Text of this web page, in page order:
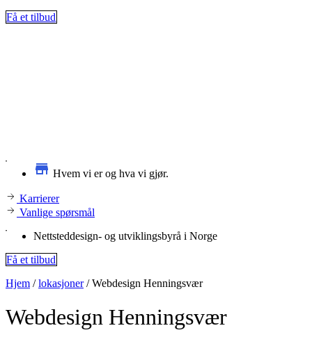
Få et tilbud
Hvem vi er og hva vi gjør.
Karrierer
Vanlige spørsmål
Nettsteddesign- og utviklingsbyrå i Norge
Få et tilbud
Hjem /lokasjoner/Webdesign Henningsvær
Webdesign Henningsvær